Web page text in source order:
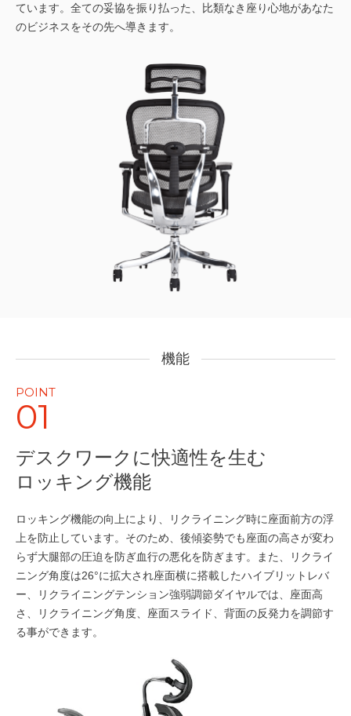
ています。全ての妥協を振り払った、比類なき座り心地があなた
のビジネスをその先へ導きます。
機能
POINT
01
デスクワークに快適性を生む
ロッキング機能
ロッキング機能の向上により、リクライニング時に座面前方の浮
上を防止しています。そのため、後傾姿勢でも座面の高さが変わ
らず大腿部の圧迫を防ぎ血行の悪化を防ぎます。また、リクライ
ニング角度は26°に拡大され座面横に搭載したハイブリットレバ
ー、リクライニングテンション強弱調節ダイヤルでは、座面高
さ、リクライニング角度、座面スライド、背面の反発力を調節す
る事ができます。